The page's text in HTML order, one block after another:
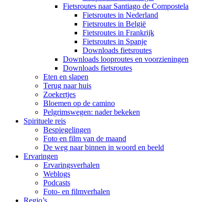
Fietsroutes naar Santiago de Compostela
Fietsroutes in Nederland
Fietsroutes in België
Fietsroutes in Frankrijk
Fietsroutes in Spanje
Downloads fietsroutes
Downloads looproutes en voorzieningen
Downloads fietsroutes
Eten en slapen
Terug naar huis
Zoekertjes
Bloemen op de camino
Pelgrimswegen: nader bekeken
Spirituele reis
Bespiegelingen
Foto en film van de maand
De weg naar binnen in woord en beeld
Ervaringen
Ervaringsverhalen
Weblogs
Podcasts
Foto- en filmverhalen
Regio’s